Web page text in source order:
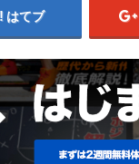
はてブ